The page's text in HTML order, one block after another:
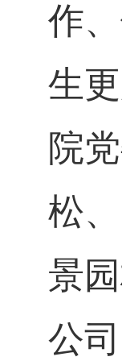
作
生
院
松
景
公